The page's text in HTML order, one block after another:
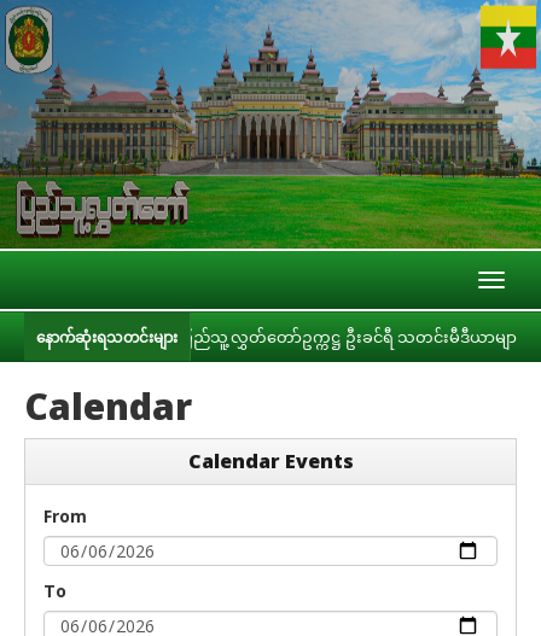
နောက်ဆုံးရသတင်းများ
နှိုင်းခြင်း ပြည်သူ့လွှတ်တော်ဥက္ကဋ္ဌ ဦးခင်ရီ သတင်းမီဒီယာများနှင့် တွ
Calendar
Calendar Events
From
To